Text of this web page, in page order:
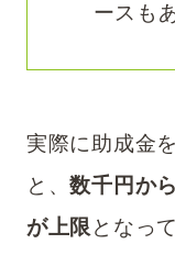
ースも
実際に助成金
と、数千円か
が上限 となっ